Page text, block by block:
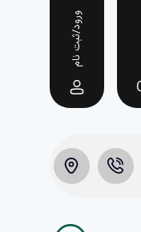
ورود/ثبت نام